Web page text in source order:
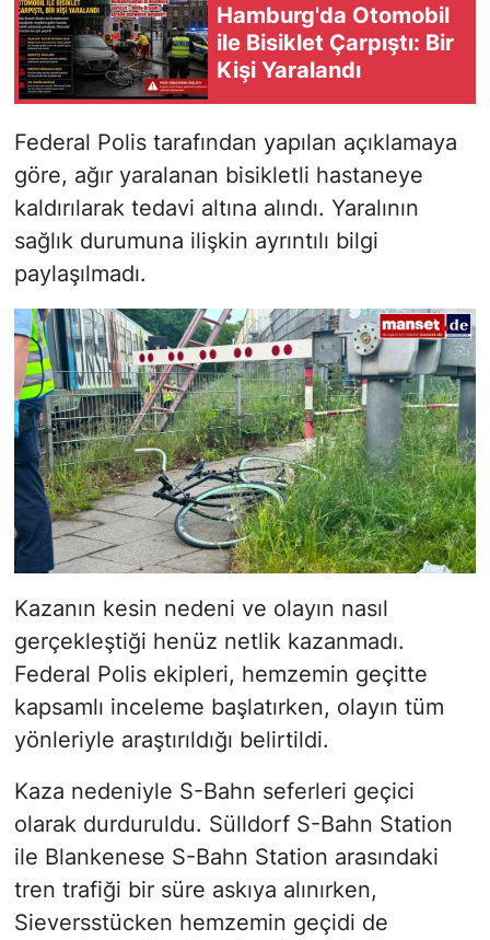
Hamburg'da Otomobil
ile Bisiklet Çarpıştı: Bir
Kişi Yaralandı
Federal Polis tarafından yapılan açıklamaya
göre, ağır yaralanan bisikletli hastaneye
kaldırılarak tedavi altına alındı. Yaralının
sağlık durumuna ilişkin ayrıntılı bilgi
paylaşılmadı.
Kazanın kesin nedeni ve olayın nasıl
gerçekleştiği henüz netlik kazanmadı.
Federal Polis ekipleri, hemzemin geçitte
kapsamlı inceleme başlatırken, olayın tüm
yönleriyle araştırıldığı belirtildi.
Kaza nedeniyle S-Bahn seferleri geçici
olarak durduruldu. Sülldorf S-Bahn Station
ile Blankenese S-Bahn Station arasındaki
tren trafiği bir süre askıya alınırken,
Sieversstücken hemzemin geçidi de